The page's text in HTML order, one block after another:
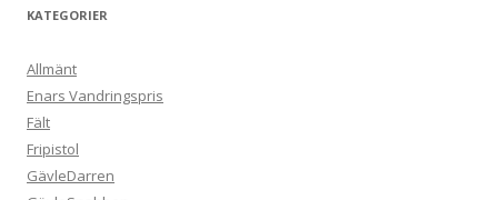
KATEGORIER
Allmänt
Enars Vandringspris
Fält
Fripistol
GävleDarren